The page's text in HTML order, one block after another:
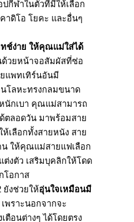
ปกีฬาในตัวที่มีให้เลือก
าดิโอ โยคะ และอื่นๆ
ช์ง่าย ให้คุณแม่ใส่ได้
ด้วยหน้าจอสัมผัสที่ซ่อ
แพทเทิร์นอันมี
โลหะทรงกลมขนาด
นักเบา คุณแม่สามารถ
ตลอดวัน มาพร้อมสาย
ห้เลือกทั้งสายหนัง สาย
ให้คุณแม่สายแฟเลือก
ต่งตัว เสริมบุคลิกให้โดด
โอกาส
ยังช่วยให้อุ่นใจเหมือนมี
เพราะนอกจากจะ
ตือนต่างๆ ได้โดยตรง